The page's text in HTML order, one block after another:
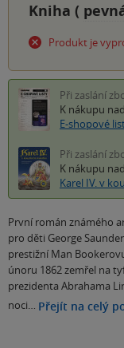
Kniha (
Produkt je
Při zaslání
K nákupu
E-shopové
Při zaslání
K nákupu
Karel IV. v
První román známého
pro děti George
prestižní Man
únoru 1862 zemřel na
prezidenta Abrahama
noci… Přejít na celý